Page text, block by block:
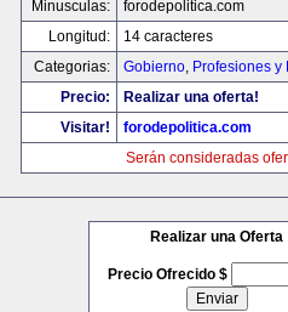
Minusculas:
forodepolitica.com
Longitud:
14 caracteres
Categorias:
Gobierno, Profesiones y
Precio:
Realizar una oferta!
Visitar!
forodepolitica.com
Serán consideradas
Realizar una Oferta
Precio Ofrecido $